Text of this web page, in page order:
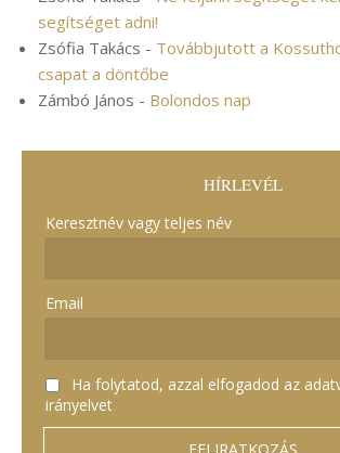
segítséget adni!
Zsófia Takács - Továbbjutott a
csapat a döntőbe
Zámbó János - Bolondos nap
HÍRLEVÉL
Keresztnév vagy teljes név
Email
Ha folytatod, azzal elfogadod az
irányelvet